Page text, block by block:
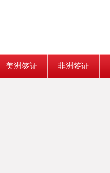
美洲签证 非洲签证